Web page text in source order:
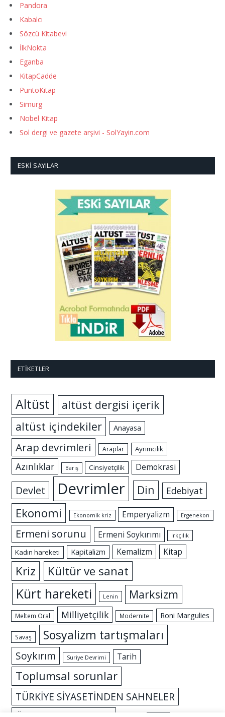
Pandora
Kabalcı
Sözcü Kitabevi
İlkNokta
Eganba
KitapCadde
PuntoKitap
Simurg
Nobel Kitap
Sol dergi ve gazete arşivi - SolYayin.com
ESKI SAYILAR
ETIKETLER
Altüst
altüst dergisi içerik
altüst içindekiler
Anayasa
Arap devrimleri Araplar Ayrımcılık
Azınlıklar Barış Cinsiyetçilik Demokrasi
Devlet Devrimler Din Edebiyat
Ekonomi Ekonomik kriz Emperyalizm Ergenekon
Ermeni sorunu Ermeni Soykırımı Irkçılık
Kadın hareketi Kapitalizm Kemalizm Kitap
Kriz Kültür ve sanat
Kürt hareketi Lenin Marksizm
Meltem Oral Milliyetçilik Modernite Roni Margulies
Savaş Sosyalizm tartışmaları
Soykırım Suriye Devrimi Tarih
Toplumsal sorunlar
TÜRKİYE SİYASETİNDEN SAHNELER